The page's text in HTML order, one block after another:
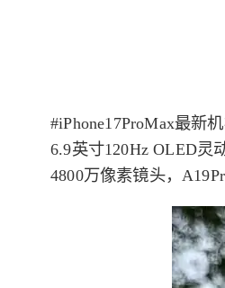
#iPhone17ProMax最新
6.9英寸120Hz OLED灵
4800万像素镜头，